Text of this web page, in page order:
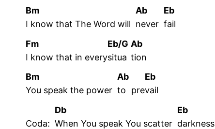
Bm
I know that The Word will
Ab
never
Eb
fail
Fm
I know that in every
Eb/G
situa
Ab
tion
Bm
You speak the power
Ab
to
pre
Eb
vail
Coda:
Db
When You speak You scatter
Eb
darkness